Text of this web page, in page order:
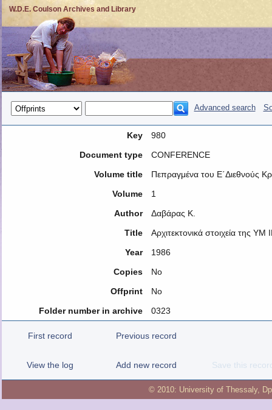
W.D.E. Coulson Archives and Library
Advanced search
Key
980
Document type
CONFERENCE
Volume title
Πεπραγμένα του Ε΄Διεθνούς
Volume
1
Author
Δαβάρας Κ.
Title
Αρχιτεκτονικά στοιχεία της
Year
1986
Copies
No
Offprint
No
Folder number in archive
0323
First record Previous record
View the log Add new record Save this
© 2010: University of Thessaly,